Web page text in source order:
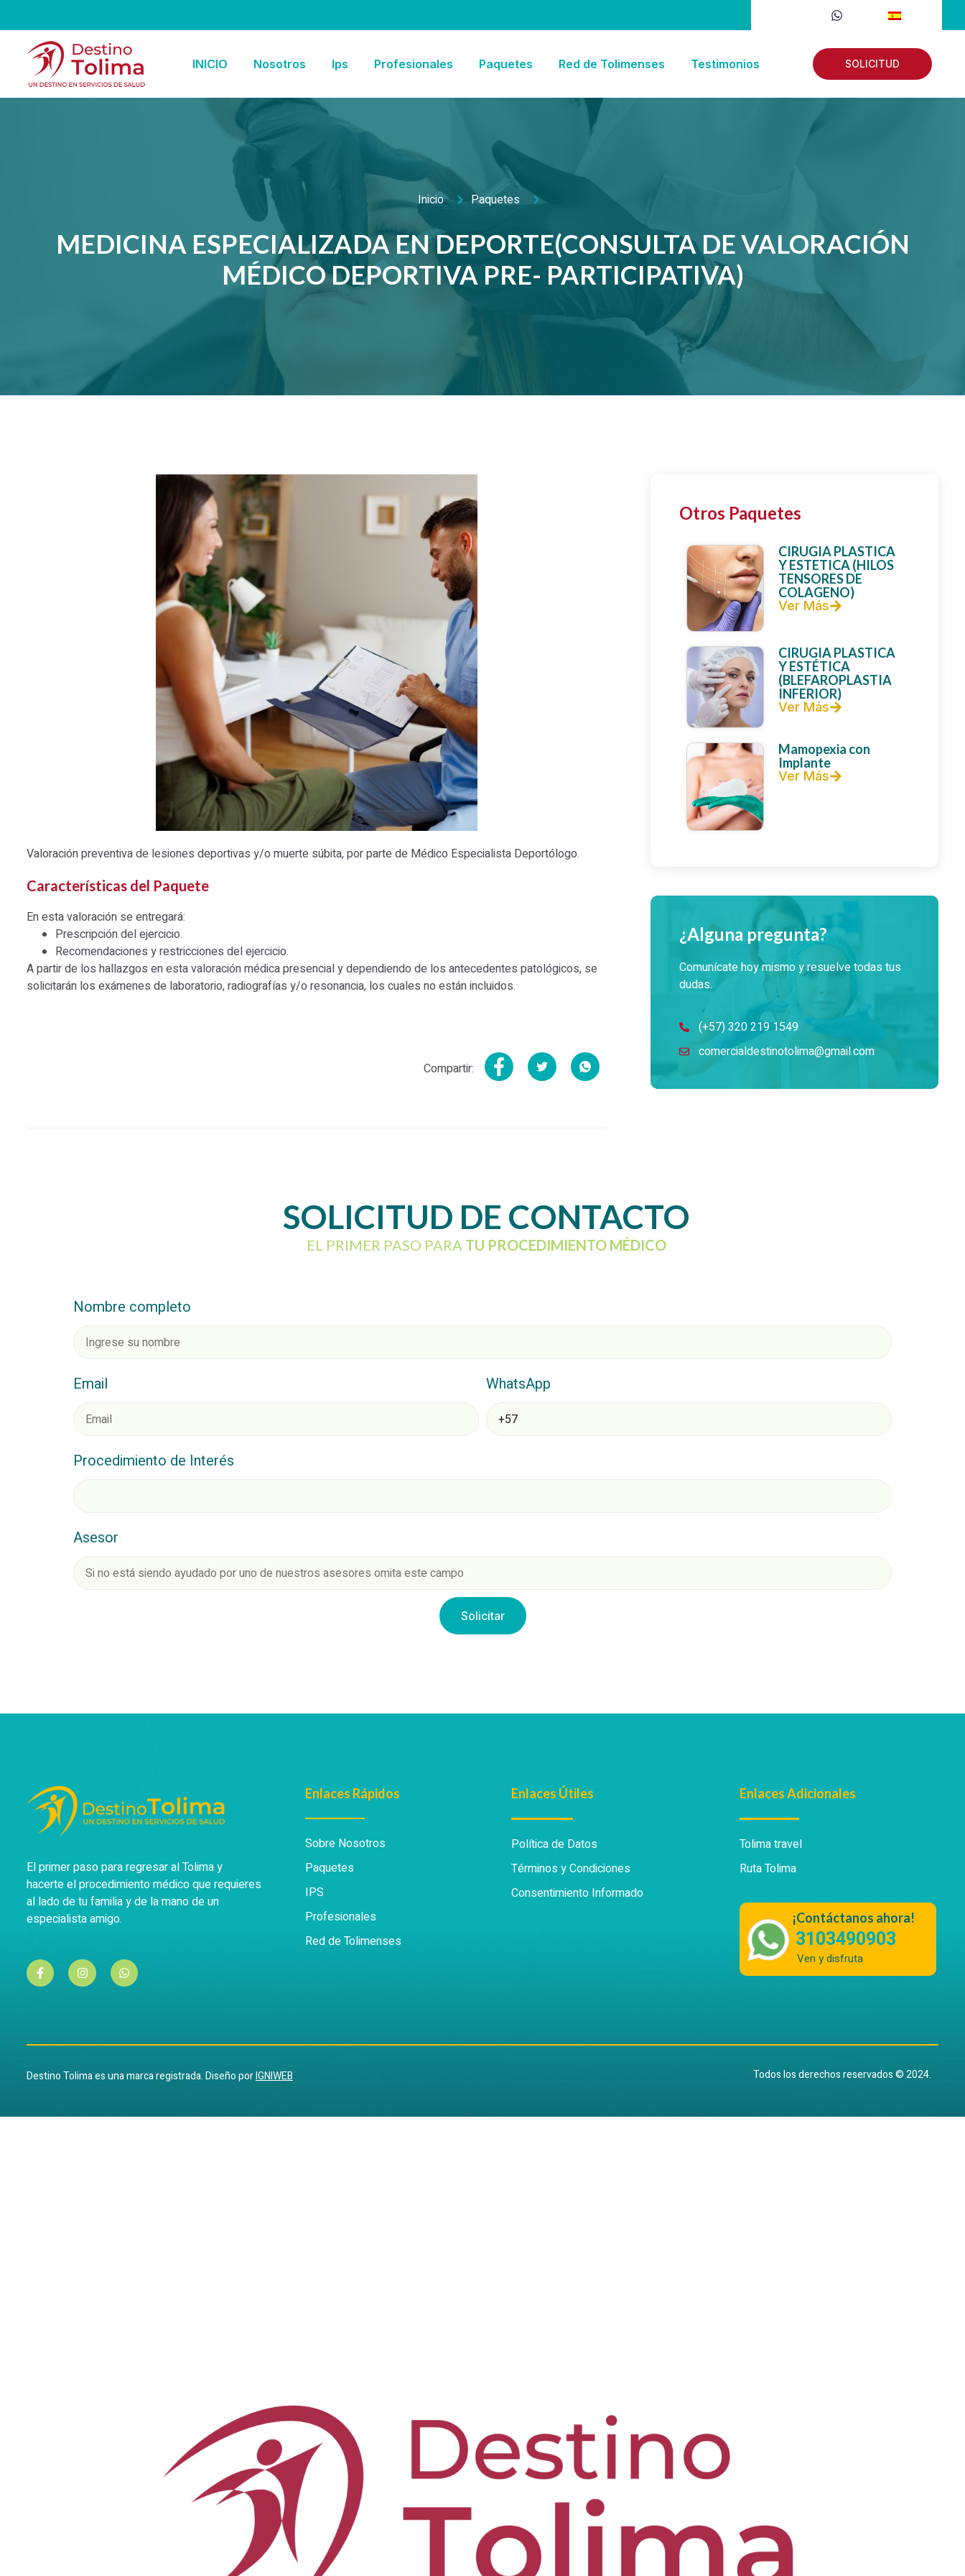
INICIO Nosotros Ips Profesionales Paquetes Red de Tolimenses Testimonios SOLICITUD
Inicio Paquetes
MEDICINA ESPECIALIZADA EN DEPORTE(CONSULTA DE VALORACIÓN
MÉDICO DEPORTIVA PRE- PARTICIPATIVA)
Valoración preventiva de lesiones deportivas y/o muerte súbita, por parte de Médico Especialista Deportólogo.
Características del Paquete
En esta valoración se entregará:
Prescripción del ejercicio.
Recomendaciones y restricciones del ejercicio.
A partir de los hallazgos en esta valoración médica presencial y dependiendo de los antecedentes patológicos, se
solicitarán los exámenes de laboratorio, radiografías y/o resonancia, los cuales no están incluidos.
Compartir:
Otros Paquetes
CIRUGIA PLASTICA
Y ESTETICA (HILOS
TENSORES DE
COLAGENO)
Ver Más
CIRUGIA PLASTICA
Y ESTÉTICA
(BLEFAROPLASTIA
INFERIOR)
Ver Más
Mamopexia con
Implante
Ver Más
¿Alguna pregunta?
Comunícate hoy mismo y resuelve todas tus
dudas.
(+57) 320 219 1549
comercialdestinotolima@gmail.com
SOLICITUD DE CONTACTO
EL PRIMER PASO PARA TU PROCEDIMIENTO MÉDICO
Nombre completo
Email WhatsApp
Procedimiento de Interés
Asesor
Solicitar
El primer paso para regresar al Tolima y
hacerte el procedimiento médico que requieres
al lado de tu familia y de la mano de un
especialista amigo.
Enlaces Rápidos
Sobre Nosotros
Paquetes
IPS
Profesionales
Red de Tolimenses
Enlaces Útiles
Política de Datos
Términos y Condiciones
Consentimiento Informado
Enlaces Adicionales
Tolima travel
Ruta Tolima
¡Contáctanos ahora!
3103490903
Ven y disfruta
Destino Tolima es una marca registrada. Diseño porIGNIWEB Todos los derechos reservados © 2024.